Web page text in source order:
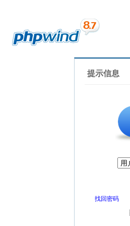
提示信息
找回密码